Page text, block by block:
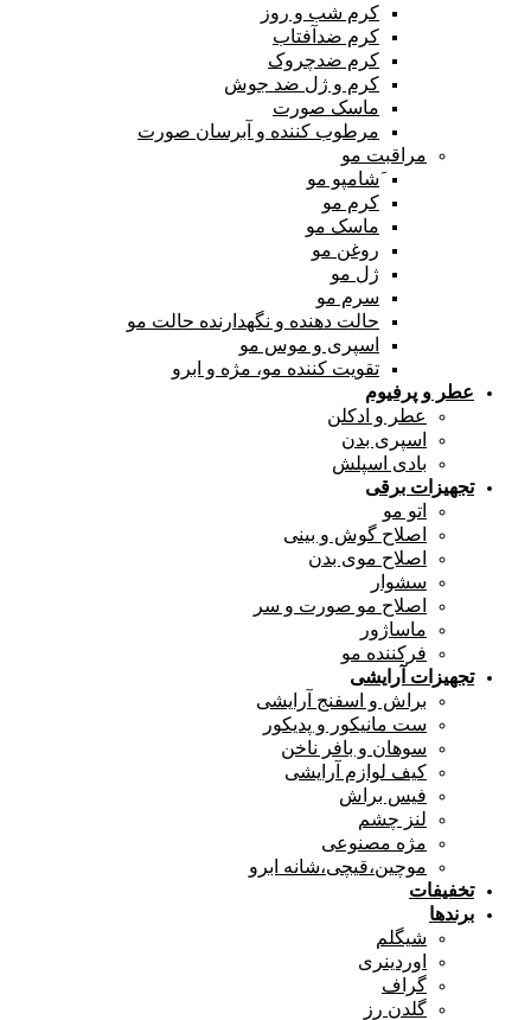
کرم شب و روز
کرم ضدآفتاب
کرم ضدچروک
کرم و ژل ضد جوش
ماسک صورت
مرطوب کننده و آبرسان صورت
مراقبت مو
َشامپو مو
کرم مو
ماسک مو
روغن مو
ژل مو
سرم مو
حالت دهنده و نگهدارنده حالت مو
اسپری و موس مو
تقویت کننده مو، مژه و ابرو
عطر و پرفیوم
عطر و ادکلن
اسپری بدن
بادی اسپلش
تجهیزات برقی
اتو مو
اصلاح گوش و بینی
اصلاح موی بدن
سشوار
اصلاح مو صورت و سر
ماساژور
فرکننده مو
تجهیزات آرایشی
براش و اسفنج آرایشی
ست مانیکور و پدیکور
سوهان و بافر ناخن
کیف لوازم آرایشی
فیس براش
لنز چشم
مژه مصنوعی
موچین،قیچی،شانه ابرو
تخفیفات
برندها
شیگلم
اوردینری
گراف
گلدن رز